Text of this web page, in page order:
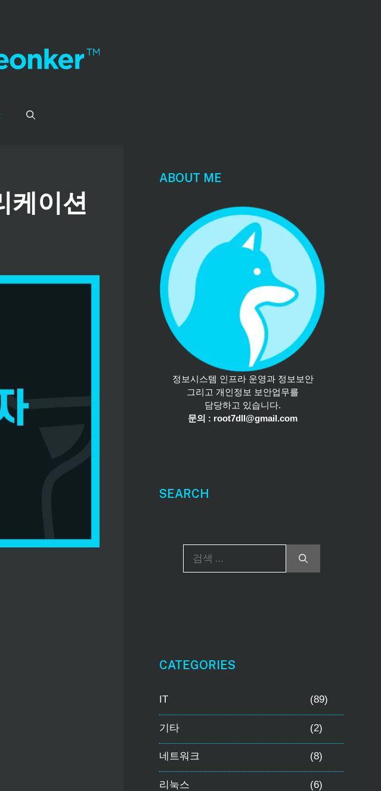
케이션
ABOUT ME
정보시스템 인프라 운영과 정보보안
그리고 개인정보 보안업무를
담당하고 있습니다.
문의 : root7dll@gmail.com
SEARCH
CATEGORIES
IT (89)
기타 (2)
네트워크 (8)
리눅스 (6)